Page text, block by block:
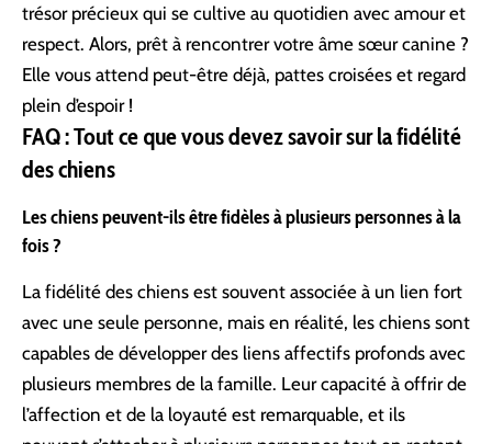
trésor précieux qui se cultive au quotidien avec amour et
respect. Alors, prêt à rencontrer votre âme sœur canine ?
Elle vous attend peut-être déjà, pattes croisées et regard
plein d’espoir !
FAQ : Tout ce que vous devez savoir sur la fidélité
des chiens
Les chiens peuvent-ils être fidèles à plusieurs personnes à la
fois ?
La fidélité des chiens est souvent associée à un lien fort
avec une seule personne, mais en réalité, les chiens sont
capables de développer des liens affectifs profonds avec
plusieurs membres de la famille. Leur capacité à offrir de
l’affection et de la loyauté est remarquable, et ils